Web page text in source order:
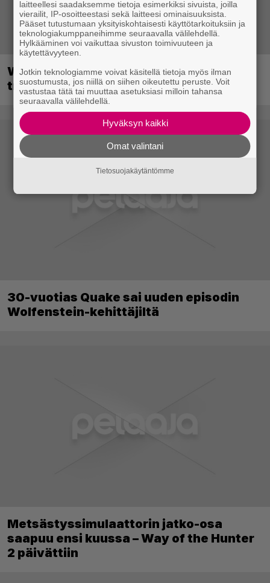
Wreckfest 2 sai rallienglannintäyteisen
trailerin
30-vuotias Quake sai uuden episodin
Wolfenstein-kehittäjiltä
Metsästyssimulaattorin jatko-osa
saapuu ensi kuussa – Way of the Hunter
2 päivättiin
laitteellesi saadaksemme tietoja esimerkiksi sivuista, joilla
vierailit, IP-osoitteestasi sekä laitteesi ominaisuuksista.
Pääset tutustumaan yksityiskohtaisesti käyttötarkoituksiin ja
teknologiakumppaneihimme seuraavalla välilehdellä.
Hylkääminen voi vaikuttaa sivuston toimivuuteen ja
käytettävyyteen.
Jotkin teknologiamme voivat käsitellä tietoja myös ilman
suostumusta, jos niillä on siihen oikeutettu peruste. Voit
vastustaa tätä tai muuttaa asetuksiasi milloin tahansa
seuraavalla välilehdellä.
Hyväksyn kaikki
Omat valintani
Tietosuojakäytäntömme